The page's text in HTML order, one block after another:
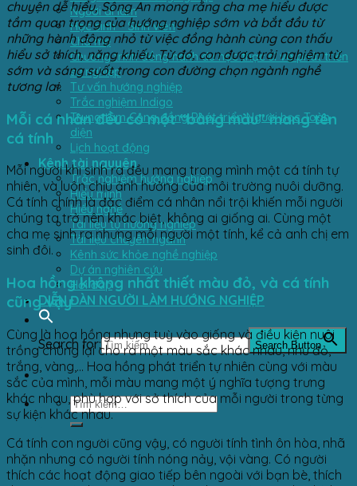
Người đi làm
Học sinh – Sinh viên
Cha mẹ
Chương trình đồng hành du học thạc sĩ và phát triển
sự nghiệp
Tư vấn hướng nghiệp
Trắc nghiệm Indigo
Trung tâm Cộng đồng Phát triển Người học Toàn
diện
Lịch hoạt động
Kênh tài nguyên
Trắc nghiệm hướng nghiệp
Hiểu mình
Hiểu nghề
Tài liệu tự hướng nghiệp
Tài liệu chuyên ngành
Kênh sức khỏe nghề nghiệp
Dự án nghiên cứu
Hỏi đáp
DIỄN ĐÀN NGƯỜI LÀM HƯỚNG NGHIỆP
Search for: Search Button
chuyện dễ hiểu, Sông An mong rằng cha mẹ hiểu được
tầm quan trọng của hướng nghiệp sớm và bắt đầu từ
những hành động nhỏ từ việc đồng hành cùng con thấu
hiểu sở thích, năng khiếu. Từ đó, con được trải nghiệm từ
sớm và sáng suốt trong con đường chọn ngành nghề
tương lai.
Mỗi cá nhân đều có một “bảng màu” mang tên
cá tính
Mỗi người khi sinh ra đều mang trong mình một cá tính tự
nhiên, và luôn chịu ảnh hưởng của môi trường nuôi dưỡng.
Cá tính chính là đặc điểm cá nhân nổi trội khiến mỗi người
chúng ta trở nên khác biệt, không ai giống ai. Cùng một
cha mẹ sinh ra nhưng mỗi người một tính, kể cả anh chị em
sinh đôi.
Hoa hồng không nhất thiết màu đỏ, và cá tính
cũng vậy
Cùng là hoa hồng nhưng tuỳ vào giống và điều kiện nuôi
trồng chúng lại cho ra một màu sắc khác nhau, như đỏ,
trắng, vàng,… Hoa hồng phát triển tự nhiên cùng với màu
sắc của mình, mỗi màu mang một ý nghĩa tượng trưng
khác nhau, phù hợp với sở thích của mỗi người trong từng
sự kiện khác nhau.
Cá tính con người cũng vậy, có người tính tình ôn hòa, nhã
nhặn nhưng có người tính nóng nảy, vội vàng. Có người
thích các hoạt động giao tiếp bên ngoài với bạn bè, thích